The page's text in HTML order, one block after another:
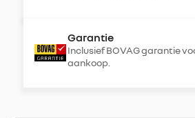
Garantie
Inclusief BOVAG garantie
aankoop.